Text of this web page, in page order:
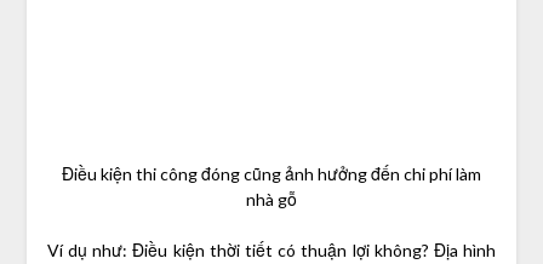
Điều kiện thi công đóng cũng ảnh hưởng đến chi phí làm
nhà gỗ
Ví dụ như: Điều kiện thời tiết có thuận lợi không? Địa hình